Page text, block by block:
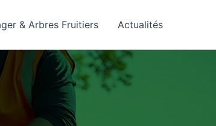
& Arbres Fruitiers Actualités